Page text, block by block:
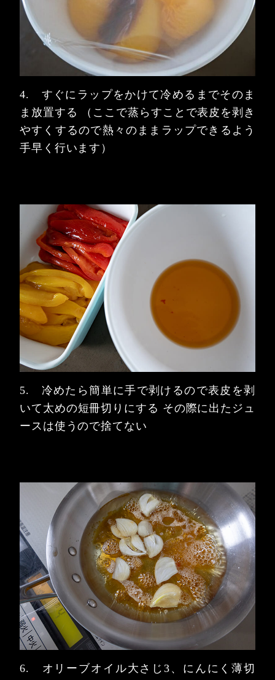
4. すぐにラップをかけて冷めるまでそのま
ま放置する
（ここで蒸らすことで表皮を剥き
やすくするので熱々のままラップできるよう
手早く行います）
5. 冷めたら簡単に手で剥けるので表皮を剥
いて太めの短冊切りにする その際に出たジュ
ースは使うので捨てない
6. オリーブオイル大さじ3、にんにく薄切